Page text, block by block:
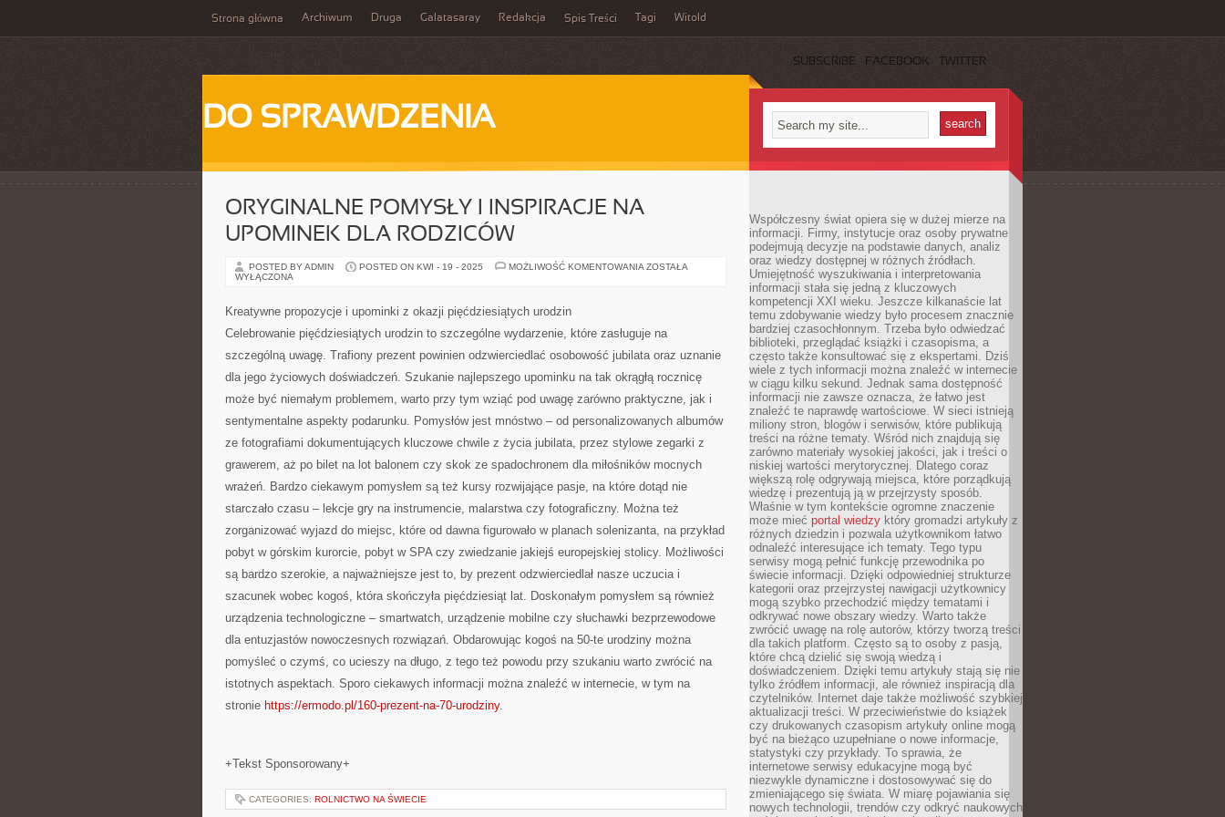
Strona główna Archiwum Druga Galatasaray Redakcja Spis Treści Tagi Witold
SUBSCRIBE FACEBOOK TWITTER
DO SPRAWDZENIA
ORYGINALNE POMYSŁY I INSPIRACJE NA
UPOMINEK DLA RODZICÓW
POSTED BY ADMIN POSTED ON KWI - 19 - 2025 MOŻLIWOŚĆ KOMENTOWANIA ORYGINALNE
RODZICÓW
ZOSTAŁA
WYŁĄCZONA
Kreatywne propozycje i upominki z okazji pięćdziesiątych urodzin
Celebrowanie pięćdziesiątych urodzin to szczególne wydarzenie, które zasługuje na
szczególną uwagę. Trafiony prezent powinien odzwierciedlać osobowość jubilata oraz uznanie
dla jego życiowych doświadczeń. Szukanie najlepszego upominku na tak okrągłą rocznicę
może być niemałym problemem, warto przy tym wziąć pod uwagę zarówno praktyczne, jak i
sentymentalne aspekty podarunku. Pomysłów jest mnóstwo – od personalizowanych albumów
ze fotografiami dokumentujących kluczowe chwile z życia jubilata, przez stylowe zegarki z
grawerem, aż po bilet na lot balonem czy skok ze spadochronem dla miłośników mocnych
wrażeń. Bardzo ciekawym pomysłem są też kursy rozwijające pasje, na które dotąd nie
starczało czasu – lekcje gry na instrumencie, malarstwa czy fotograficzny. Można też
zorganizować wyjazd do miejsc, które od dawna figurowało w planach solenizanta, na przykład
pobyt w górskim kurorcie, pobyt w SPA czy zwiedzanie jakiejś europejskiej stolicy. Możliwości
są bardzo szerokie, a najważniejsze jest to, by prezent odzwierciedlał nasze uczucia i
szacunek wobec kogoś, która skończyła pięćdziesiąt lat. Doskonałym pomysłem są również
urządzenia technologiczne – smartwatch, urządzenie mobilne czy słuchawki bezprzewodowe
dla entuzjastów nowoczesnych rozwiązań. Obdarowując kogoś na 50-te urodziny można
pomyśleć o czymś, co ucieszy na długo, z tego też powodu przy szukaniu warto zwrócić na
istotnych aspektach. Sporo ciekawych informacji można znaleźć w internecie, w tym na
stronie https://ermodo.pl/160-prezent-na-70-urodziny.
+Tekst Sponsorowany+
CATEGORIES: ROLNICTWO NA ŚWIECIE
Współczesny świat opiera się w dużej mierze na
informacji. Firmy, instytucje oraz osoby prywatne
podejmują decyzje na podstawie danych, analiz
oraz wiedzy dostępnej w różnych źródłach.
Umiejętność wyszukiwania i interpretowania
informacji stała się jedną z kluczowych
kompetencji XXI wieku. Jeszcze kilkanaście lat
temu zdobywanie wiedzy było procesem znacznie
bardziej czasochłonnym. Trzeba było odwiedzać
biblioteki, przeglądać książki i czasopisma, a
często także konsultować się z ekspertami. Dziś
wiele z tych informacji można znaleźć w internecie
w ciągu kilku sekund. Jednak sama dostępność
informacji nie zawsze oznacza, że łatwo jest
znaleźć te naprawdę wartościowe. W sieci istnieją
miliony stron, blogów i serwisów, które publikują
treści na różne tematy. Wśród nich znajdują się
zarówno materiały wysokiej jakości, jak i treści o
niskiej wartości merytorycznej. Dlatego coraz
większą rolę odgrywają miejsca, które porządkują
wiedzę i prezentują ją w przejrzysty sposób.
Właśnie w tym kontekście ogromne znaczenie
może mieć portal wiedzy który gromadzi artykuły z
różnych dziedzin i pozwala użytkownikom łatwo
odnaleźć interesujące ich tematy. Tego typu
serwisy mogą pełnić funkcję przewodnika po
świecie informacji. Dzięki odpowiedniej strukturze
kategorii oraz przejrzystej nawigacji użytkownicy
mogą szybko przechodzić między tematami i
odkrywać nowe obszary wiedzy. Warto także
zwrócić uwagę na rolę autorów, którzy tworzą treści
dla takich platform. Często są to osoby z pasją,
które chcą dzielić się swoją wiedzą i
doświadczeniem. Dzięki temu artykuły stają się nie
tylko źródłem informacji, ale również inspiracją dla
czytelników. Internet daje także możliwość szybkiej
aktualizacji treści. W przeciwieństwie do książek
czy drukowanych czasopism artykuły online mogą
być na bieżąco uzupełniane o nowe informacje,
statystyki czy przykłady. To sprawia, że
internetowe serwisy edukacyjne mogą być
niezwykle dynamiczne i dostosowywać się do
zmieniającego się świata. W miarę pojawiania się
nowych technologii, trendów czy odkryć naukowych